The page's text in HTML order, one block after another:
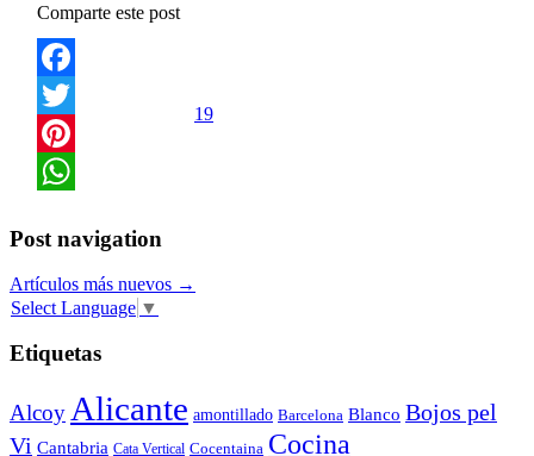
Comparte este post
Facebook
Twitter
Pinterest
19
Post navigation
Artículos más nuevos →
Select Language ▼
Etiquetas
Alcoy Alicante amontillado Barcelona Blanco Bojos pel
Vi Cantabria Cata Vertical Cocentaina Cocina